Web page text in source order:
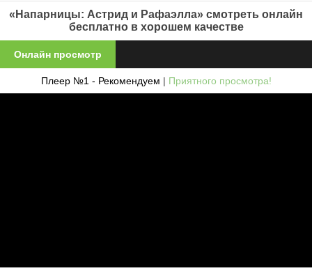
«Напарницы: Астрид и Рафаэлла» смотреть онлайн
бесплатно в хорошем качестве
Онлайн просмотр
Плеер №1 - Рекомендуем | Приятного просмотра!